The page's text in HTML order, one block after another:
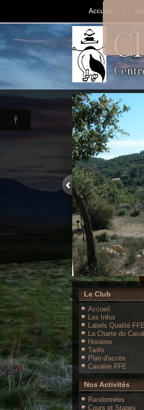
Accueil
Le Club
Accueil
Les Infos
Labels Qualité FFE
La Charte du
Horaires
Tarifs
Plan d'accès
Cavalier FFE
Nos Activités
Randonnées
Cours et Stages